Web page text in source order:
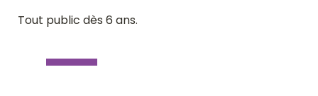
Tout public dès 6 ans.